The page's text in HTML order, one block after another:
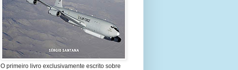
O primeiro livro exclusivamente escrito sobre